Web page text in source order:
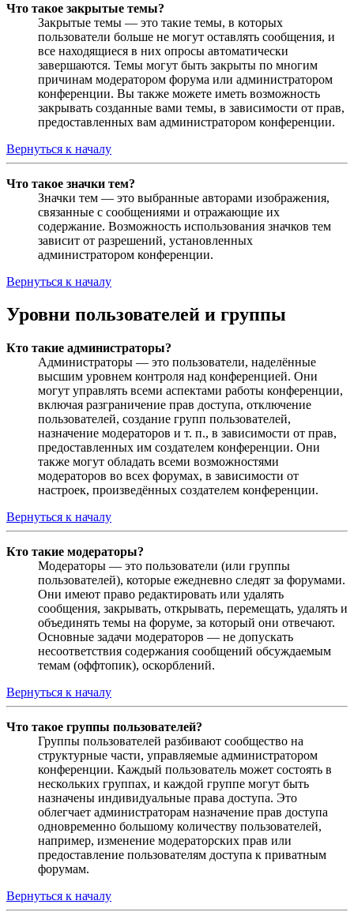
Что такое закрытые темы?
Закрытые темы — это такие темы, в которых
пользователи больше не могут оставлять сообщения, и
все находящиеся в них опросы автоматически
завершаются. Темы могут быть закрыты по многим
причинам модератором форума или администратором
конференции. Вы также можете иметь возможность
закрывать созданные вами темы, в зависимости от прав,
предоставленных вам администратором конференции.
Вернуться к началу
Что такое значки тем?
Значки тем — это выбранные авторами изображения,
связанные с сообщениями и отражающие их
содержание. Возможность использования значков тем
зависит от разрешений, установленных
администратором конференции.
Вернуться к началу
Уровни пользователей и группы
Кто такие администраторы?
Администраторы — это пользователи, наделённые
высшим уровнем контроля над конференцией. Они
могут управлять всеми аспектами работы конференции,
включая разграничение прав доступа, отключение
пользователей, создание групп пользователей,
назначение модераторов и т. п., в зависимости от прав,
предоставленных им создателем конференции. Они
также могут обладать всеми возможностями
модераторов во всех форумах, в зависимости от
настроек, произведённых создателем конференции.
Вернуться к началу
Кто такие модераторы?
Модераторы — это пользователи (или группы
пользователей), которые ежедневно следят за форумами.
Они имеют право редактировать или удалять
сообщения, закрывать, открывать, перемещать, удалять и
объединять темы на форуме, за который они отвечают.
Основные задачи модераторов — не допускать
несоответствия содержания сообщений обсуждаемым
темам (оффтопик), оскорблений.
Вернуться к началу
Что такое группы пользователей?
Группы пользователей разбивают сообщество на
структурные части, управляемые администратором
конференции. Каждый пользователь может состоять в
нескольких группах, и каждой группе могут быть
назначены индивидуальные права доступа. Это
облегчает администраторам назначение прав доступа
одновременно большому количеству пользователей,
например, изменение модераторских прав или
предоставление пользователям доступа к приватным
форумам.
Вернуться к началу